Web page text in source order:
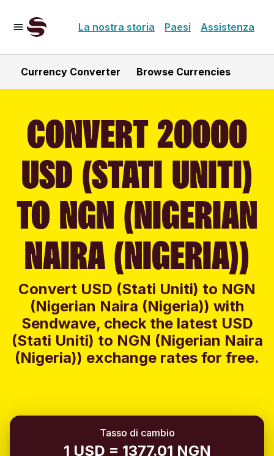
La nostra storia Paesi Assistenza
Currency Converter Browse Currencies
CONVERT 20000
USD (STATI UNITI)
TO NGN (NIGERIAN
NAIRA (NIGERIA))
Convert USD (Stati Uniti) to NGN
(Nigerian Naira (Nigeria)) with
Sendwave, check the latest USD
(Stati Uniti) to NGN (Nigerian Naira
(Nigeria)) exchange rates for free.
Tasso di cambio
1 USD = 1377.01 NGN